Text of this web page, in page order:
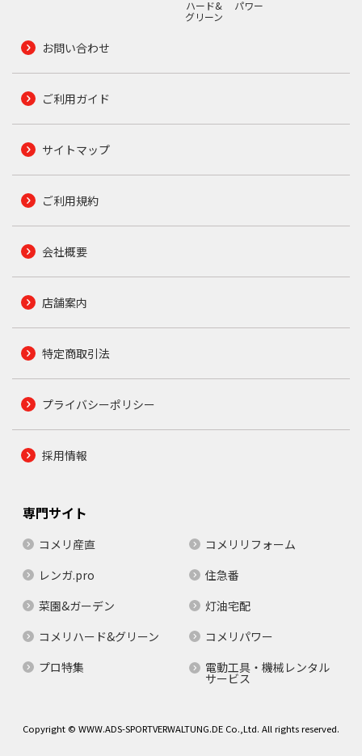
ハード&
グリーン
パワー
お問い合わせ
ご利用ガイド
サイトマップ
ご利用規約
会社概要
店舗案内
特定商取引法
プライバシーポリシー
採用情報
専門サイト
コメリ産直
コメリリフォーム
レンガ.pro
住急番
菜園&ガーデン
灯油宅配
コメリハード&グリーン
コメリパワー
プロ特集
電動工具・機械レンタル
サービス
Copyright © WWW.ADS-SPORTVERWALTUNG.DE Co.,Ltd. All rights reserved.